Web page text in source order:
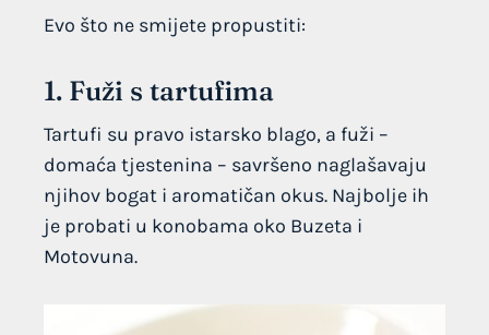
Evo što ne smijete propustiti:
1. Fuži s tartufima
Tartufi su pravo istarsko blago, a fuži –
domaća tjestenina – savršeno naglašavaju
njihov bogat i aromatičan okus. Najbolje ih
je probati u konobama oko Buzeta i
Motovuna.